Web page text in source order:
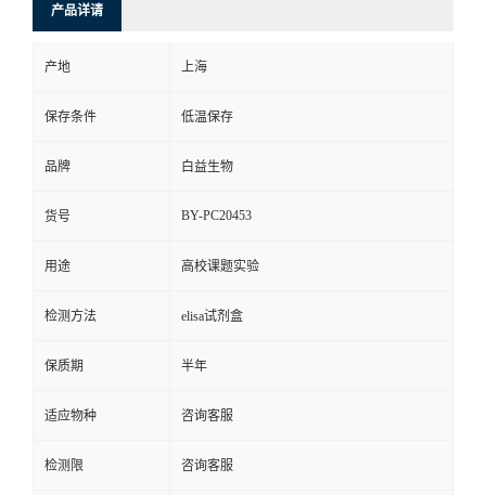
产品详请
产地 上海
保存条件 低温保存
品牌 白益生物
货号 BY-PC20453
用途 高校课题实验
检测方法 elisa试剂盒
保质期 半年
适应物种 咨询客服
检测限 咨询客服